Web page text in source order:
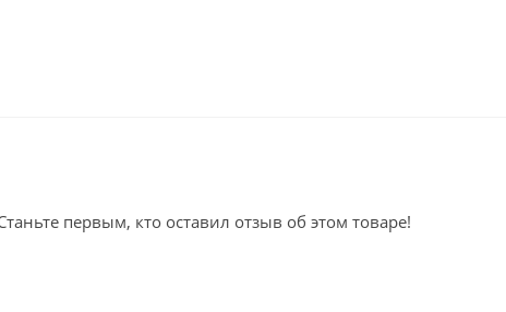
первым, кто оставил отзыв об этом товаре!